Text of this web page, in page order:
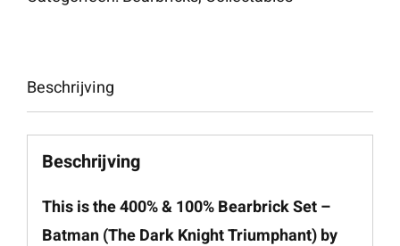
-
Batman
(The
Dark
Beschrijving
Beschrijving
This is the 400% & 100% Bearbrick Set –
Batman (The Dark Knight Triumphant) by